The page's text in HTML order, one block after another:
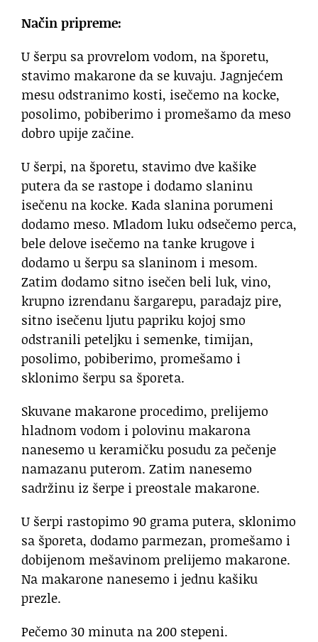
Način pripreme:
U šerpu sa provrelom vodom, na šporetu,
stavimo makarone da se kuvaju. Jagnjećem
mesu odstranimo kosti, isečemo na kocke,
posolimo, pobiberimo i promešamo da meso
dobro upije začine.
U šerpi, na šporetu, stavimo dve kašike
putera da se rastope i dodamo slaninu
isečenu na kocke. Kada slanina porumeni
dodamo meso. Mladom luku odsečemo perca,
bele delove isečemo na tanke krugove i
dodamo u šerpu sa slaninom i mesom.
Zatim dodamo sitno isečen beli luk, vino,
krupno izrendanu šargarepu, paradajz pire,
sitno isečenu ljutu papriku kojoj smo
odstranili peteljku i semenke, timijan,
posolimo, pobiberimo, promešamo i
sklonimo šerpu sa šporeta.
Skuvane makarone procedimo, prelijemo
hladnom vodom i polovinu makarona
nanesemo u keramičku posudu za pečenje
namazanu puterom. Zatim nanesemo
sadržinu iz šerpe i preostale makarone.
U šerpi rastopimo 90 grama putera, sklonimo
sa šporeta, dodamo parmezan, promešamo i
dobijenom mešavinom prelijemo makarone.
Na makarone nanesemo i jednu kašiku
prezle.
Pečemo 30 minuta na 200 stepeni.